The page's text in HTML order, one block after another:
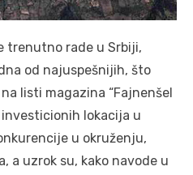
trenutno rade u Srbiji,
od najuspešnijih, što
listi magazina “Fajnenšel
lokacija u
u okruženju,
a uzrok su, kako navode u